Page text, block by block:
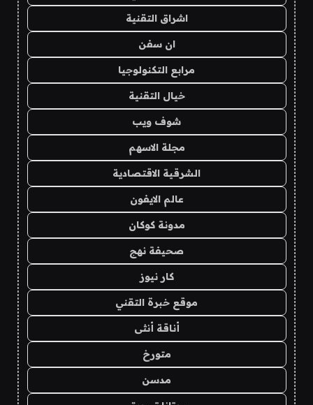
اشراق التقنية
ان سفن
مرابع التكنولوجيا
خيال التقنية
شوف ويب
مجلة الاسهم
الشرقية الاقتصادية
عالم الايفون
مدونة كوكان
صحيفة نهج
كار نيوز
موقع خبرة التقني
أناقة أنثى
متورخ
مدسن